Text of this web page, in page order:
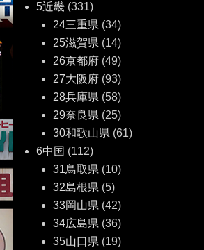
5近畿(331)
24三重県 (34)
25滋賀県 (14)
26京都府(49)
27大阪府(93)
28兵庫県 (58)
29奈良県 (25)
30和歌山県 (61)
6中国 (112)
31鳥取県 (10)
32島根県 (5)
33岡山県 (42)
34広島県 (36)
35山口県 (19)